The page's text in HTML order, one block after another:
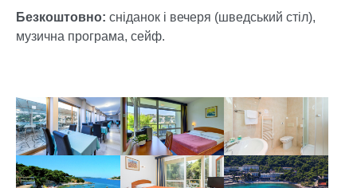
Безкоштовно: сніданок і вечеря (шведський стіл),
музична програма, сейф.
Show larger versionShow larger versionShow larger version
Show larger versionShow larger versionShow larger version